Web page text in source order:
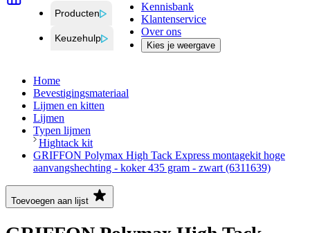
Producten
Keuzehulp
Kennisbank
Klantenservice
Over ons
Kies je weergave
Home
Bevestigingsmateriaal
Lijmen en kitten
Lijmen
Typen lijmen
Hightack kit
GRIFFON Polymax High Tack Express montagekit hoge
aanvangshechting - koker 435 gram - zwart (6311639)
Toevoegen aan lijst